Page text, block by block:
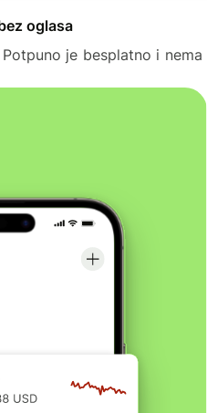
oglasa
je besplatno i nema